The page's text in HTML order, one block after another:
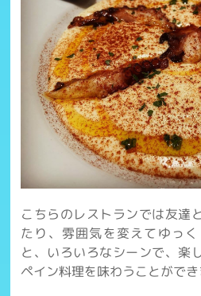
こちらのレストランでは友達
たり、雰囲気を変えてゆっ
と、いろいろなシーンで、楽
ペイン料理を味わうことができ